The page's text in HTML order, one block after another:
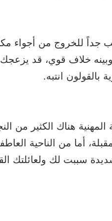
21 أيار – 20 حزيران، إنه يوم مناسب
خلاف قوي، قد
بالقولون انتبه.
اليوم 21 حزيران – 22 تموز، من الناحية
أما من الناحية
سببت لك ولعائلتك